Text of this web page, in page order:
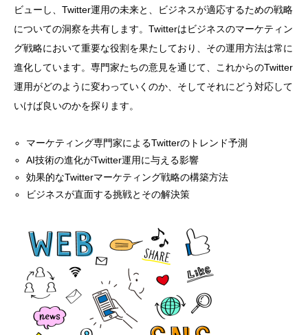
ビューし、Twitter運用の未来と、ビジネスが適応するための戦略
についての洞察を共有します。Twitterはビジネスのマーケティン
グ戦略において重要な役割を果たしており、その運用方法は常に
進化しています。専門家たちの意見を通じて、これからのTwitter
運用がどのように変わっていくのか、そしてそれにどう対応して
いけば良いのかを探ります。
マーケティング専門家によるTwitterのトレンド予測
AI技術の進化がTwitter運用に与える影響
効果的なTwitterマーケティング戦略の構築方法
ビジネスが直面する挑戦とその解決策